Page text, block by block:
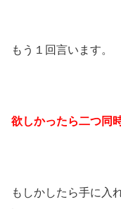
もう１回言います。
欲しかったら二つ同
もしかしたら手に入